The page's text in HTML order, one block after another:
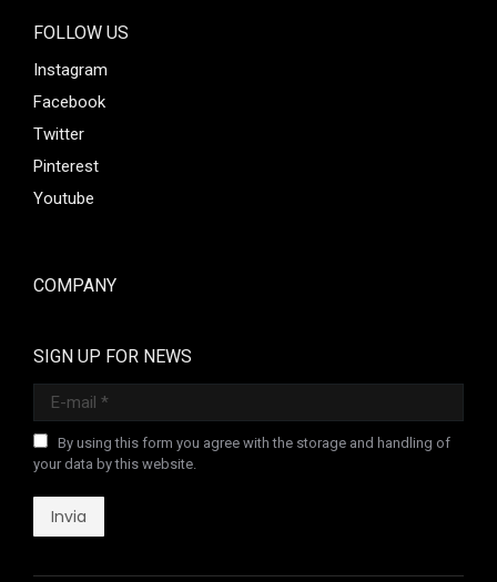
FOLLOW US
Instagram
Facebook
Twitter
Pinterest
Youtube
COMPANY
SIGN UP FOR NEWS
E-mail *
By using this form you agree with the storage and handling of
your data by this website.
Invia